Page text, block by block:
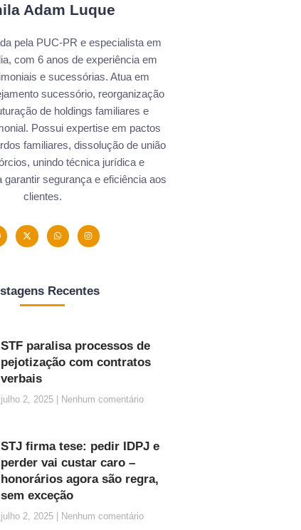
Adam Luque
pela PUC-PR e especialista em
com 6 anos de experiência em
e sucessórias. Atua em
sucessório, reorganização
de holdings familiares e
Possui expertise em pactos
familiares, dissolução de união
unindo técnica jurídica e
garantir segurança e eficiência aos
clientes.
Recentes
STF paralisa processos de
pejotização com contratos
verbais
julho 2, 2025 Nenhum comentário
STJ firma tese: pedir IDPJ e
perder vai custar caro –
honorários agora são regra,
sem exceção
julho 2, 2025 Nenhum comentário